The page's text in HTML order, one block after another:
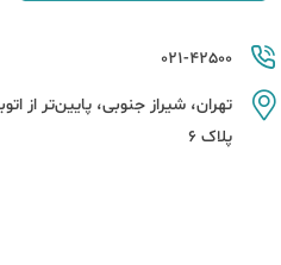
021-42500
پلاک 6